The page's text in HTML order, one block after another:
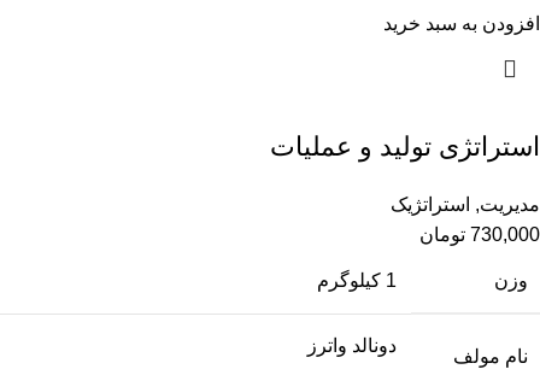
افزودن به سبد خرید
استراتژی تولید و عملیات
مدیریت, استراتژیک
730,000 تومان
وزن 1 کیلوگرم
نام مولف
دونالد واترز